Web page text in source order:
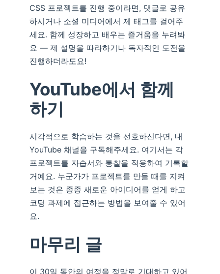
CSS 프로젝트를 진행 중이라면, 댓글로 공유
하시거나 소셜 미디어에서 제 태그를 걸어주
세요. 함께 성장하고 배우는 즐거움을 누려봐
요 — 제 설명을 따라하거나 독자적인 도전을
진행하더라도요!
YouTube에서 함께
하기
시각적으로 학습하는 것을 선호하신다면, 내
YouTube 채널을 구독해주세요. 여기서는 각
프로젝트를 자습서와 통찰을 적용하여 기록할
거예요. 누군가가 프로젝트를 만들 때를 지켜
보는 것은 종종 새로운 아이디어를 얻게 하고
코딩 과제에 접근하는 방법을 보여줄 수 있어
요.
마무리 글
이 30일 동안의 여정을 정말로 기대하고 있어